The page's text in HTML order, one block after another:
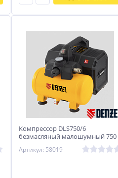
Компрессор DLS750/6
безмасляный малошумный 750
Вт, 140 л/мин,ресивер 6 л// Denzel
Артикул: 58019